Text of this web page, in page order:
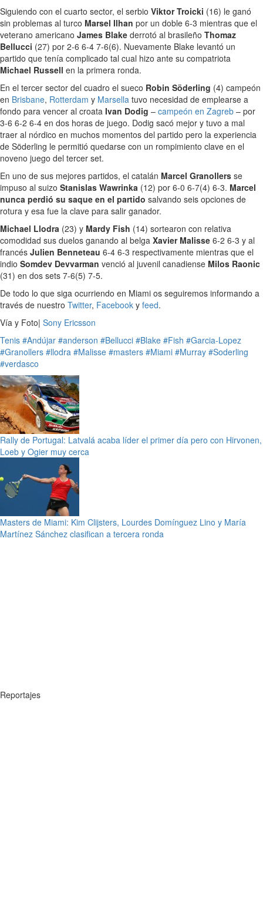
Siguiendo con el cuarto sector, el serbio Viktor Troicki (16) le ganó
sin problemas al turco Marsel Ilhan por un doble 6-3 mientras que el
veterano americano James Blake derrotó al brasileño Thomaz
Bellucci (27) por 2-6 6-4 7-6(6). Nuevamente Blake levantó un
partido que tenía complicado tal cual hizo ante su compatriota
Michael Russell en la primera ronda.
En el tercer sector del cuadro el sueco Robin Söderling (4) campeón
en Brisbane, Rotterdam y Marsella tuvo necesidad de emplearse a
fondo para vencer al croata Ivan Dodig – campeón en Zagreb – por
3-6 6-2 6-4 en dos horas de juego. Dodig sacó mejor y tuvo a mal
traer al nórdico en muchos momentos del partido pero la experiencia
de Söderling le permitió quedarse con un rompimiento clave en el
noveno juego del tercer set.
En uno de sus mejores partidos, el catalán Marcel Granollers se
impuso al suizo Stanislas Wawrinka (12) por 6-0 6-7(4) 6-3. Marcel
nunca perdió su saque en el partido salvando seis opciones de
rotura y esa fue la clave para salir ganador.
Michael Llodra (23) y Mardy Fish (14) sortearon con relativa
comodidad sus duelos ganando al belga Xavier Malisse 6-2 6-3 y al
francés Julien Benneteau 6-4 6-3 respectivamente mientras que el
indio Somdev Devvarman venció al juvenil canadiense Milos Raonic
(31) en dos sets 7-6(5) 7-5.
De todo lo que siga ocurriendo en Miami os seguiremos informando a
través de nuestro Twitter, Facebook y feed.
Vía y Foto| Sony Ericsson
Tenis #Andújar #anderson #Bellucci #Blake #Fish #Garcia-Lopez
#Granollers #llodra #Malisse #masters #Miami #Murray #Soderling
#verdasco
Rally de Portugal: Latvalá acaba líder el primer día pero con Hirvonen,
Loeb y Ogier muy cerca
Masters de Miami: Kim Clijsters, Lourdes Domínguez Lino y María
Martínez Sánchez clasifican a tercera ronda
Reportajes